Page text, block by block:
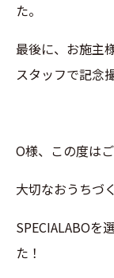
た。
最後に、お施主
スタッフで記念
O様、 この度は
大切なおうちづ
SPECIALABOを
た！